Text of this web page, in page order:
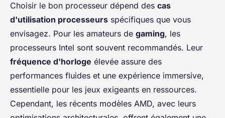
Choisir le bon processeur dépend des cas
d'utilisation processeurs spécifiques que vous
envisagez. Pour les amateurs de gaming, les
processeurs Intel sont souvent recommandés. Leur
fréquence d'horloge élevée assure des
performances fluides et une expérience immersive,
essentielle pour les jeux exigeants en ressources.
Cependant, les récents modèles AMD, avec leurs